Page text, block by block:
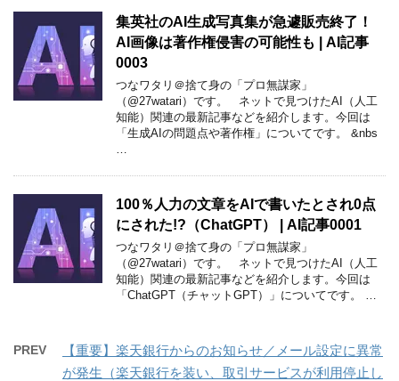
集英社のAI生成写真集が急遽販売終了！
AI画像は著作権侵害の可能性も | AI記事
0003
つなワタリ＠捨て身の「プロ無謀家」
（@27watari）です。 ネットで見つけたAI（人工
知能）関連の最新記事などを紹介します。今回は
「生成AIの問題点や著作権」についてです。 &nbs
100％人力の文章をAIで書いたとされ0点
にされた!?（ChatGPT） | AI記事0001
つなワタリ＠捨て身の「プロ無謀家」
（@27watari）です。 ネットで見つけたAI（人工
知能）関連の最新記事などを紹介します。今回は
「ChatGPT（チャットGPT）」についてです。 …
PREV
【重要】楽天銀行からのお知らせ／メール設定に異常
が発生（楽天銀行を装い、取引サービスが利用停止し